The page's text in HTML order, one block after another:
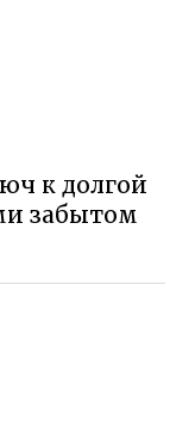
к долгой
забытом